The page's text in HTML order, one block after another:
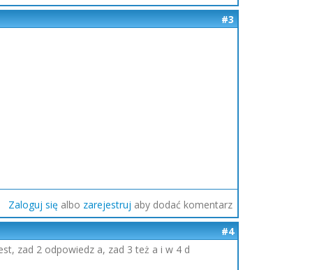
#3
Zaloguj się albo zarejestruj aby dodać komentarz
#4
zad 2 odpowiedz a, zad 3 też a i w 4 d